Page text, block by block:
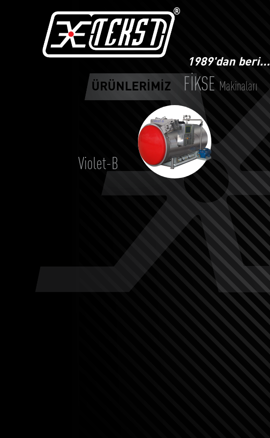
1989'dan beri...
ÜRÜNLERİMİZ FİKSE Makinaları
Violet-B